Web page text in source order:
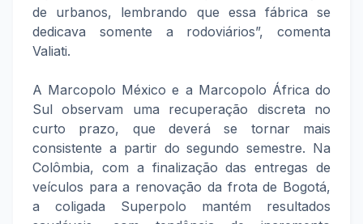
de urbanos, lembrando que essa fábrica se
dedicava somente a rodoviários”, comenta
Valiati.
A Marcopolo México e a Marcopolo África do
Sul observam uma recuperação discreta no
curto prazo, que deverá se tornar mais
consistente a partir do segundo semestre. Na
Colômbia, com a finalização das entregas de
veículos para a renovação da frota de Bogotá,
a coligada Superpolo mantém resultados